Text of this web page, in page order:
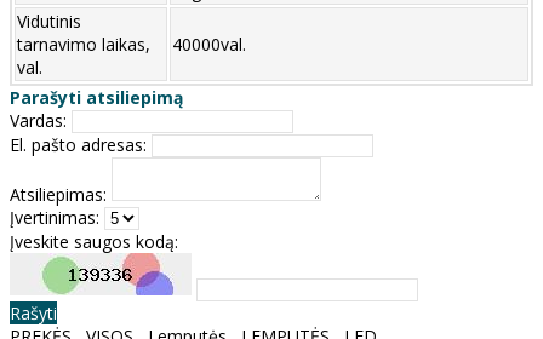
Vidutinis
tarnavimo laikas,
val.
40000val.
Parašyti atsiliepimą
Vardas:
El. pašto adresas:
Atsiliepimas:
Įvertinimas:
Įveskite saugos kodą:
Rašyti